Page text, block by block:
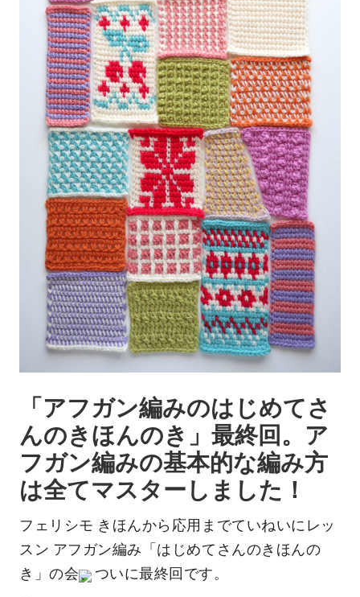
「アフガン編みのはじめてさ
んのきほんのき」最終回。ア
フガン編みの基本的な編み方
は全てマスターしました！
フェリシモ きほんから応用までていねいにレッ
スン アフガン編み「はじめてさんのきほんの
き」の会、ついに最終回です。